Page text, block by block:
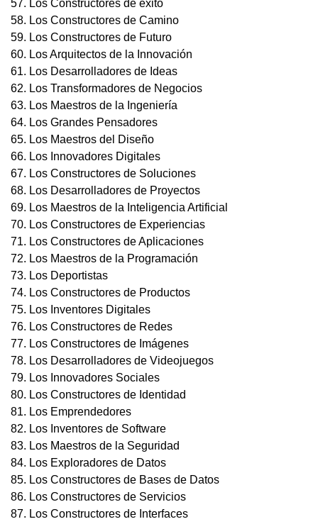
57. Los Constructores de éxito
58. Los Constructores de Camino
59. Los Constructores de Futuro
60. Los Arquitectos de la Innovación
61. Los Desarrolladores de Ideas
62. Los Transformadores de Negocios
63. Los Maestros de la Ingeniería
64. Los Grandes Pensadores
65. Los Maestros del Diseño
66. Los Innovadores Digitales
67. Los Constructores de Soluciones
68. Los Desarrolladores de Proyectos
69. Los Maestros de la Inteligencia Artificial
70. Los Constructores de Experiencias
71. Los Constructores de Aplicaciones
72. Los Maestros de la Programación
73. Los Deportistas
74. Los Constructores de Productos
75. Los Inventores Digitales
76. Los Constructores de Redes
77. Los Constructores de Imágenes
78. Los Desarrolladores de Videojuegos
79. Los Innovadores Sociales
80. Los Constructores de Identidad
81. Los Emprendedores
82. Los Inventores de Software
83. Los Maestros de la Seguridad
84. Los Exploradores de Datos
85. Los Constructores de Bases de Datos
86. Los Constructores de Servicios
87. Los Constructores de Interfaces